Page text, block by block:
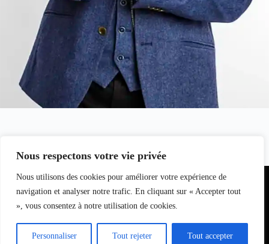
Nous respectons votre vie privée
Nous utilisons des cookies pour améliorer votre expérience de
navigation et analyser notre trafic. En cliquant sur « Accepter tout
», vous consentez à notre utilisation de cookies.
Personnaliser Tout rejeter Tout accepter
clicinfospectacles.fr
Equipe du
magazine
Contact Partenariat
nfo
pectacle
Bell7infos
–le